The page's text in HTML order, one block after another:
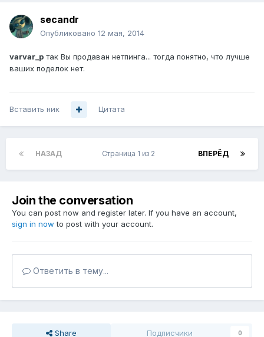
secandr
Опубликовано 12 мая, 2014
varvar_p так Вы продаван нетпинга... тогда понятно, что лучше
ваших поделок нет.
Вставить ник Цитата
НАЗАД ВПЕРЁД
Страница 1 из 2
Join the conversation
You can post now and register later. If you have an account,
sign in now to post with your account.
Ответить в тему...
Share Подписчики 0